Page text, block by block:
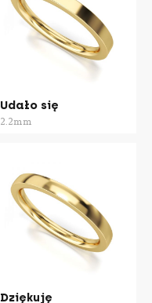
Udało się
2.2mm
Dziękuję